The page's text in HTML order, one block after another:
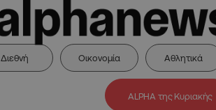
Διεθνή Οικονομία Αθλητικά
ALPHA της Κυριακής